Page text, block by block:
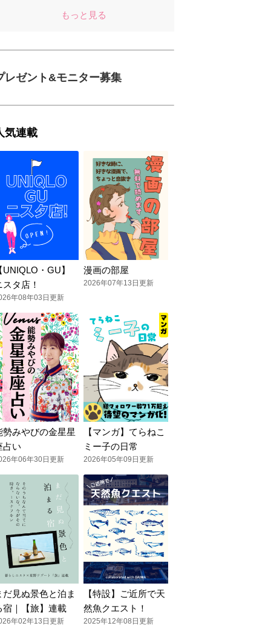
もっと見る
レゼント&モニター募集
気連載
UNIQLO・GU】
スタ店！
年08年03日更新
漫画の部屋
2026年07年13日更新
勢みやびの金星星
占い
年06年30日更新
【マンガ】てらねこ
ミー子の日常
2026年05年09日更新
だ見ぬ景色と泊ま
宿｜【旅】連載
年02年13日更新
【特設】ご近所で天
然魚クエスト！
2025年12年08日更新